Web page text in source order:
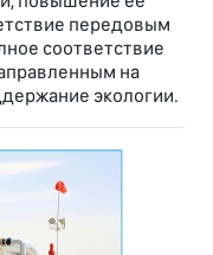
передовым
соответствие
на
экологии.